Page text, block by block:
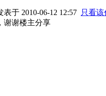
表于 2010-06-12 12:57 只看该
谢谢楼主分享